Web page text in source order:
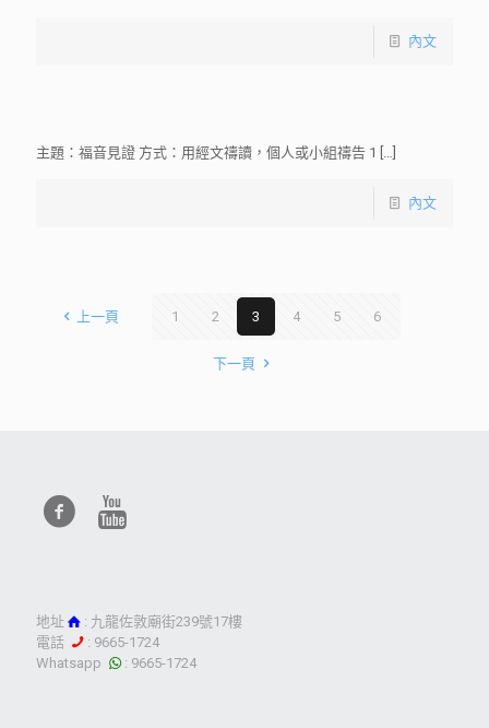
內文
主題：福音見證 方式：用經文禱讀，個人或小組禱告 1 […]
內文
上一頁 1 2 3 4 5 6
下一頁
地址
: 九龍佐敦廟街239號17樓
電話
: 9665-1724
Whatsapp
: 9665-1724